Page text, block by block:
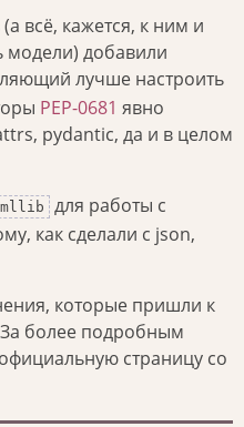
всё, кажется, к ним и
модели) добавили
лучше настроить
PEP-0681 явно
pydantic, да и в целом
для работы с
как сделали с json,
которые пришли к
более подробным
страницу со